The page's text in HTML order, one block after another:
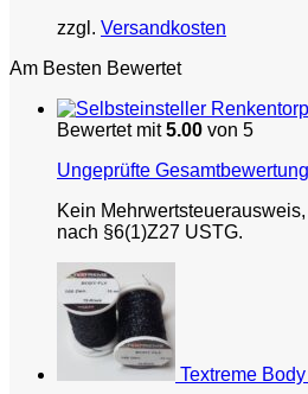
zzgl. Versandkosten
Am Besten Bewertet
Bewertet mit5.00 von 5
Ungeprüfte
Kein
nach §6(1)Z27 USTG.
Textreme